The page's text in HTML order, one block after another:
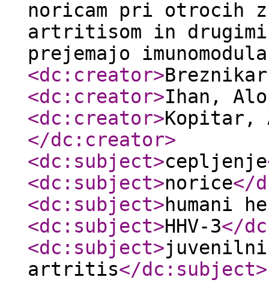
noricam pri otrocih
artritisom in drugimi
prejemajo
<dc:creator>
<dc:creator>Ihan,
<dc:creator>Kopitar,
</dc:creator>
<dc:subject>cepljenje
<dc:subject>norice</
<dc:subject>humani
<dc:subject>HHV-3</
<dc:subject>
artritis</dc:subject>